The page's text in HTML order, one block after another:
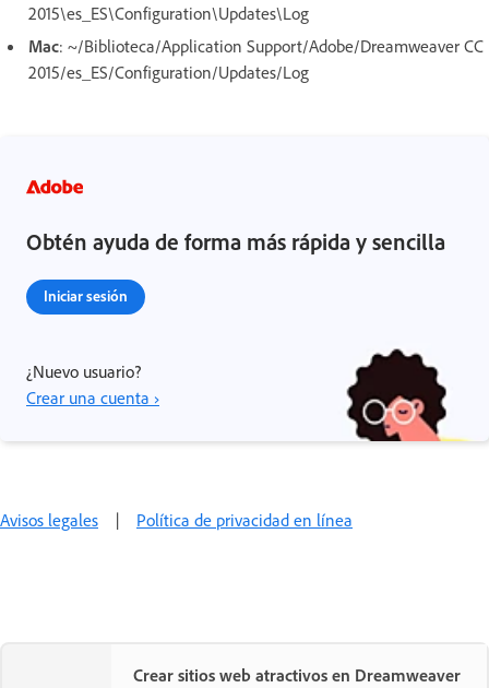
2015\es_ES\Configuration\Updates\Log
Mac: ~/Biblioteca/Application Support/Adobe/Dreamweaver CC
2015/es_ES/Configuration/Updates/Log
Obtén ayuda de forma más rápida y sencilla
Iniciar sesión
¿Nuevo usuario?
Crear una cuenta ›
Avisos legales | Política de privacidad en línea
Crear sitios web atractivos en Dreamweaver